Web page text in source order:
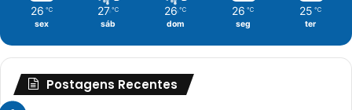
26 ℃
sex
27 ℃
sáb
26 ℃
dom
26 ℃
seg
25 ℃
ter
Postagens Recentes